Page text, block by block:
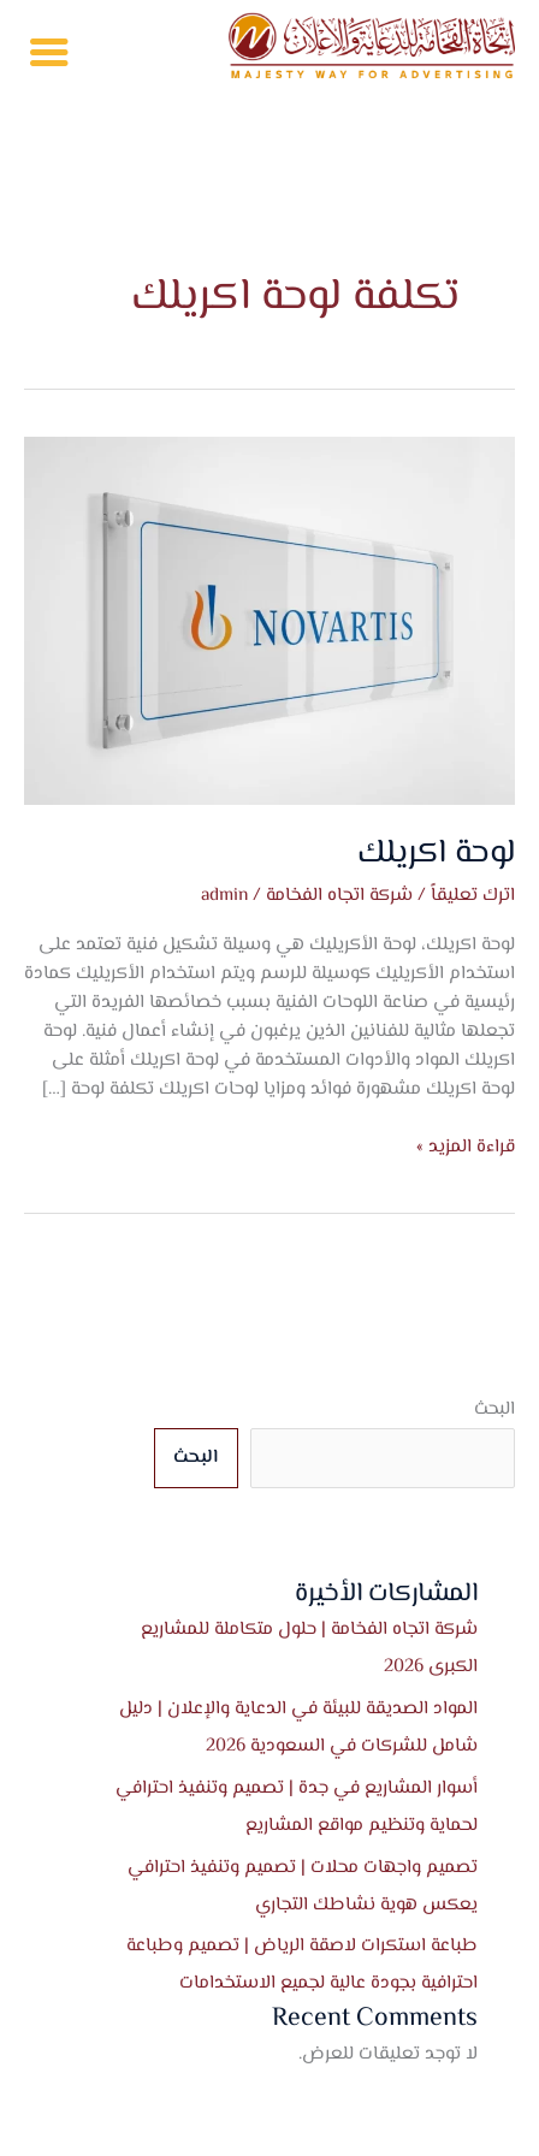
تخطي
إلى
المحتوى
البحث
البحث
المشاركات الأخيرة
شركة اتجاه الفخامة | حلول متكاملة للمشاريع
الكبرى 2026
المواد الصديقة للبيئة في الدعاية والإعلان | دليل
شامل للشركات في السعودية 2026
أسوار المشاريع في جدة | تصميم وتنفيذ احترافي
لحماية وتنظيم مواقع المشاريع
تصميم واجهات محلات | تصميم وتنفيذ احترافي
يعكس هوية نشاطك التجاري
طباعة استكرات لاصقة الرياض | تصميم وطباعة
احترافية بجودة عالية لجميع الاستخدامات
Recent Comments
لا توجد تعليقات للعرض.
تكلفة لوحة اكريلك
لوحة اكريلك
اترك تعليقاً/شركة اتجاه الفخامة /
admin
لوحة اكريلك، لوحة الأكريليك هي وسيلة تشكيل فنية تعتمد على
استخدام الأكريليك كوسيلة للرسم ويتم استخدام الأكريليك كمادة
رئيسية في صناعة اللوحات الفنية بسبب خصائصها الفريدة التي
تجعلها مثالية للفنانين الذين يرغبون في إنشاء أعمال فنية. لوحة
اكريلك المواد والأدوات المستخدمة في لوحة اكريلك أمثلة على
لوحة اكريلك مشهورة فوائد ومزايا لوحات اكريلك تكلفة لوحة […]
قراءة المزيد »